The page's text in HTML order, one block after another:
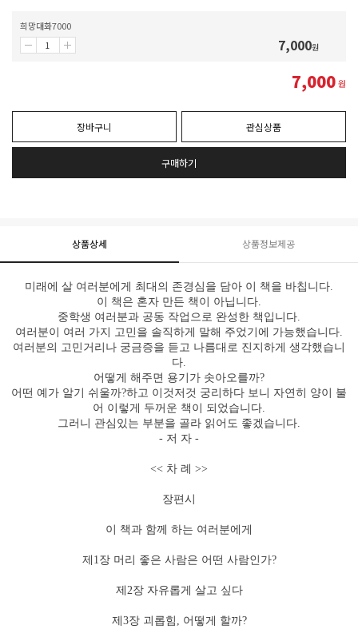
희망대화7000
7,000원
7,000원
장바구니 관심상품
구매하기
상품상세 상품정보제공
미래에 살 여러분에게 최대의 존경심을 담아 이 책을 바칩니다.
이 책은 혼자 만든 책이 아닙니다.
중학생 여러분과 공동 작업으로 완성한 책입니다.
여러분이 여러 가지 고민을 솔직하게 말해 주었기에 가능했습니다.
여러분의 고민거리나 궁금증을 듣고 나름대로 진지하게 생각했습니
다.
어떻게 해주면 용기가 솟아오를까?
어떤 예가 알기 쉬울까?하고 이것저것 궁리하다 보니 자연히 양이 불
어 이렇게 두꺼운 책이 되었습니다.
그러니 관심있는 부분을 골라 읽어도 좋겠습니다.
- 저 자 -
<< 차 례 >>
장편시
이 책과 함께 하는 여러분에게
제 1장 머리 좋은 사람은 어떤 사람인가?
제 2장 자유롭게 살고 싶다
제 3장 괴롭힘 , 어떻게 할까?